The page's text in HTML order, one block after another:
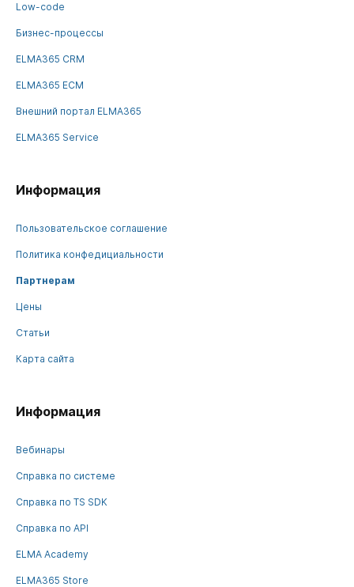
Low-code
Бизнес-процессы
ELMA365 CRM
ELMA365 ECM
Внешний портал ELMA365
ELMA365 Service
Информация
Пользовательское соглашение
Политика конфедициальности
Партнерам
Цены
Статьи
Карта сайта
Информация
Вебинары
Справка по системе
Справка по TS SDK
Справка по API
ELMA Academy
ELMA365 Store